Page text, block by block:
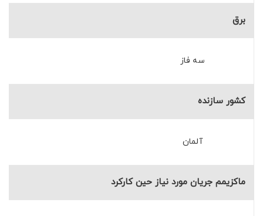
برق
سه فاز
کشور سازنده
آلمان
ماکزیمم جریان مورد نیاز حین کارکرد